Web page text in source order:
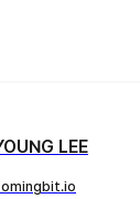
LEE